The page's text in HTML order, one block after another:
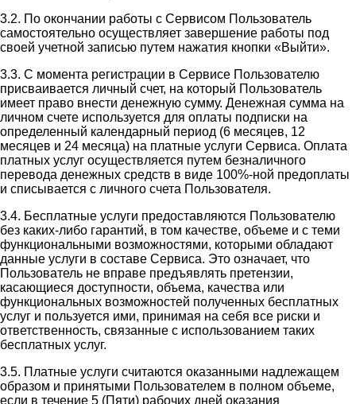
3.2. По окончании работы с Сервисом Пользователь
самостоятельно осуществляет завершение работы под
своей учетной записью путем нажатия кнопки «Выйти».
3.3. С момента регистрации в Сервисе Пользователю
присваивается личный счет, на который Пользователь
имеет право внести денежную сумму. Денежная сумма на
личном счете используется для оплаты подписки на
определенный календарный период (6 месяцев, 12
месяцев и 24 месяца) на платные услуги Сервиса. Оплата
платных услуг осуществляется путем безналичного
перевода денежных средств в виде 100%-ной предоплаты
и списывается с личного счета Пользователя.
3.4. Бесплатные услуги предоставляются Пользователю
без каких-либо гарантий, в том качестве, объеме и с теми
функциональными возможностями, которыми обладают
данные услуги в составе Сервиса. Это означает, что
Пользователь не вправе предъявлять претензии,
касающиеся доступности, объема, качества или
функциональных возможностей полученных бесплатных
услуг и пользуется ими, принимая на себя все риски и
ответственность, связанные с использованием таких
бесплатных услуг.
3.5. Платные услуги считаются оказанными надлежащем
образом и принятыми Пользователем в полном объеме,
если в течение 5 (Пяти) рабочих дней оказания